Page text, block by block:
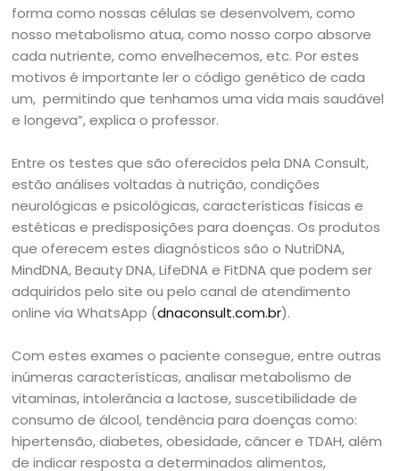
forma como nossas células se desenvolvem, como
nosso metabolismo atua, como nosso corpo absorve
cada nutriente, como envelhecemos, etc. Por estes
motivos é importante ler o código genético de cada
um, permitindo que tenhamos uma vida mais saudável
e longeva”, explica o professor.
Entre os testes que são oferecidos pela DNA Consult,
estão análises voltadas à nutrição, condições
neurológicas e psicológicas, características físicas e
estéticas e predisposições para doenças. Os produtos
que oferecem estes diagnósticos são o NutriDNA,
MindDNA, Beauty DNA, LifeDNA e FitDNA que podem ser
adquiridos pelo site ou pelo canal de atendimento
online via WhatsApp (dnaconsult.com.br).
Com estes exames o paciente consegue, entre outras
inúmeras características, analisar metabolismo de
vitaminas, intolerância a lactose, suscetibilidade de
consumo de álcool, tendência para doenças como:
hipertensão, diabetes, obesidade, câncer e TDAH, além
de indicar resposta a determinados alimentos,